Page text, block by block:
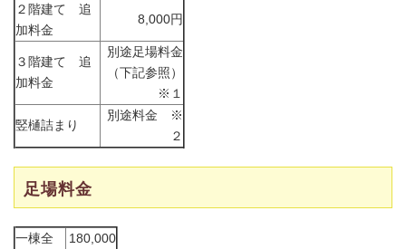
２階建て 追
加料金
8,000円
３階建て 追
加料金
別途足場料金
（下記参照）
※１
竪樋詰まり
別途料金 ※
２
足場料金
一棟全
180,000